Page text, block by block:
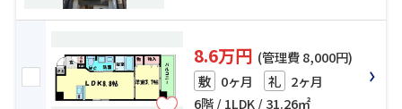
8.6万円 (管理費 8,000円)
敷 0ヶ月 礼 2ヶ月
6階 / 1LDK / 31.26㎡